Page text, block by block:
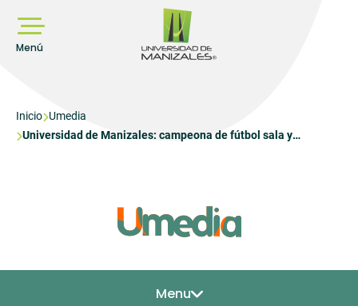
contenido
principal
Menú
Sobrescribir
enlaces
Inicio Umedia
Universidad de Manizales: campeona de fútbol sala y
Menu